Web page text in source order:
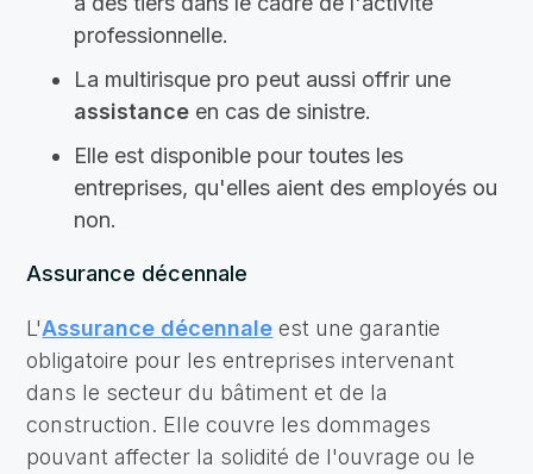
professionnelle.
La multirisque pro peut aussi offrir une
assistance en cas de sinistre.
Elle est disponible pour toutes les
entreprises, qu'elles aient des employés ou
non.
Assurance décennale
L'Assurance décennale est une garantie
obligatoire pour les entreprises intervenant
dans le secteur du bâtiment et de la
construction. Elle couvre les dommages
pouvant affecter la solidité de l'ouvrage ou le